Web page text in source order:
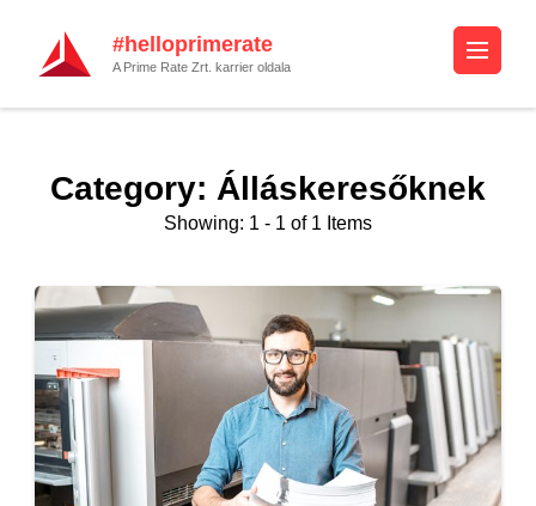
#helloprimerate
A Prime Rate Zrt. karrier oldala
Category: Álláskeresőknek
Showing: 1 - 1 of 1 Items